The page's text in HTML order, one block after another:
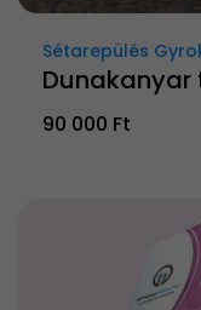
Sétarepülés
90 000 Ft